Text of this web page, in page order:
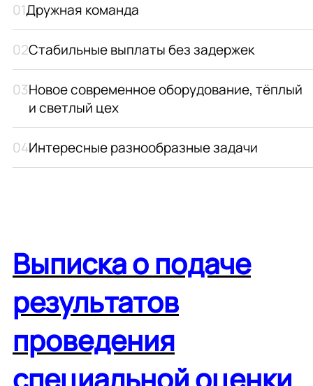
Дружная команда
Стабильные выплаты без задержек
Новое современное оборудование, тёплый
и светлый цех
Интересные разнообразные задачи
Выписка о подаче
результатов
проведения